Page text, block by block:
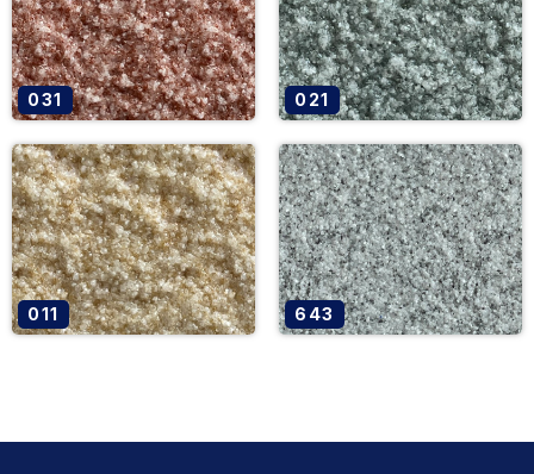
031 021
011 643